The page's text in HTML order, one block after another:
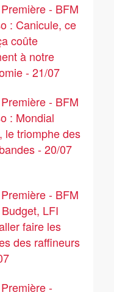
- BFM
: Canicule, ce
coûte
à notre
- 21/07
- BFM
: Mondial
le triomphe des
- 20/07
- BFM
LFI
faire les
des raffineurs
-